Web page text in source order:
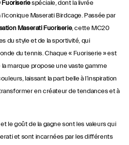
Fuoriseriespéciale, dont la livrée
Maserati Birdcage. Passée par
Maserati Fuoriserie, cette MC20
du style et de la sportivité, qui
du tennis. Chaque « Fuoriserie » est
marque propose une vaste gamme
laissant la part belle à l’inspiration
en créateur de tendances et à
le goût de la gagne sont les valeurs qui
et sont incarnées par les différents